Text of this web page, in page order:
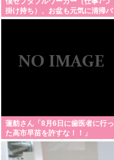
掛け持ち）、お盆も元気に清掃バ
イト！
蓮舫さん「8月6日に歯医者に行っ
た高市早苗を許すな！！」